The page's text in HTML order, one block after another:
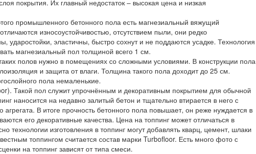
покрытия. Их главный недостаток – высокая цена и низкая
промышленного бетонного пола есть магнезиальный вяжущий
износоустойчивостью, отсутствием пыли, они редко
ударостойки, эластичны, быстро сохнут и не поддаются усадке. Технология
магнезиальный пол толщиной всего 1 см.
полов нужно в помещениях со сложными условиями. В конструкции пола
и защита от влаги. Толщина такого пола доходит до 25 см.
пола немаленькие.
Такой пол служит упрочнённым и декоративным покрытием для обычной
наносится на недавно залитый бетон и тщательно втирается в него с
агрегата. В итоге прочность бетонного пола повышает, он реже нуждается в
его декоративные качества. Цена на топпинг может отличаться в
технологии изготовления в топпинг могут добавлять кварц, цемент, шлаки
топпингом считается состав марки Turbofloor. Есть много фото с
на топпинг зависят от типа смеси.